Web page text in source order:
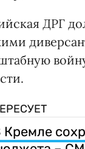
ДРГ
Кремле